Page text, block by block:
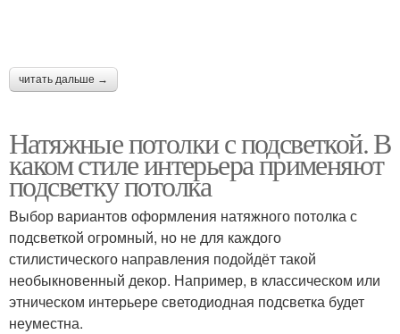
читать дальше →
Натяжные потолки с подсветкой. В
каком стиле интерьера применяют
подсветку потолка
Выбор вариантов оформления натяжного потолка с
подсветкой огромный, но не для каждого
стилистического направления подойдёт такой
необыкновенный декор. Например, в классическом или
этническом интерьере светодиодная подсветка будет
неуместна.